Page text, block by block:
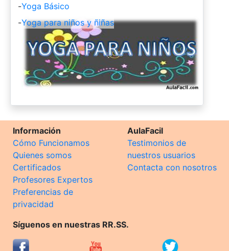
-Yoga Básico
-Yoga para niños y ñiñas
Información
Cómo Funcionamos
Quienes somos
Certificados
Profesores Expertos
Preferencias de
privacidad
AulaFacil
Testimonios de
nuestros usuarios
Contacta con nosotros
Síguenos en nuestras RR.SS.